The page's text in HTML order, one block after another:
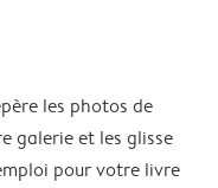
les photos de
galerie et les glisse
pour votre livre